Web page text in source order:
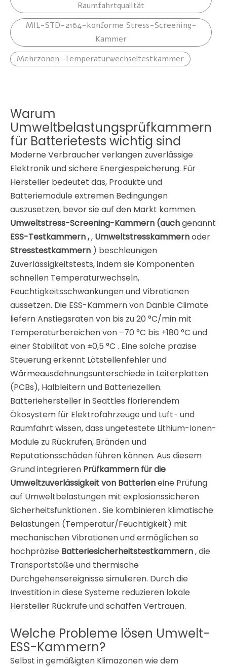
Raumfahrtqualität
MIL-STD-2164-konforme Stress-Screening-
Kammer
Mehrzonen-Temperaturwechseltestkammer
Warum
Umweltbelastungsprüfkammern
für Batterietests wichtig sind
Moderne Verbraucher verlangen zuverlässige
Elektronik und sichere Energiespeicherung. Für
Hersteller bedeutet das, Produkte und
Batteriemodule extremen Bedingungen
auszusetzen, bevor sie auf den Markt kommen.
Umweltstress-Screening-Kammern (auchgenannt
ESS-Testkammern ,, Umweltstresskammernoder
Stresstestkammern ) beschleunigen
Zuverlässigkeitstests, indem sie Komponenten
schnellen Temperaturwechseln,
Feuchtigkeitsschwankungen und Vibrationen
aussetzen. Die ESS-Kammern von Danble Climate
liefern Anstiegsraten von bis zu 20 °C/min mit
Temperaturbereichen von –70 °C bis +180 °C und
einer Stabilität von ±0,5 °C . Eine solche präzise
Steuerung erkennt Lötstellenfehler und
Wärmeausdehnungsunterschiede in Leiterplatten
(PCBs), Halbleitern und Batteriezellen.
Batteriehersteller in Seattles florierendem
Ökosystem für Elektrofahrzeuge und Luft- und
Raumfahrt wissen, dass ungetestete Lithium-Ionen-
Module zu Rückrufen, Bränden und
Reputationsschäden führen können. Aus diesem
Grund integrieren Prüfkammern für die
Umweltzuverlässigkeit von Batterieneine Prüfung
auf Umweltbelastungen mit explosionssicheren
Sicherheitsfunktionen. Sie kombinieren klimatische
Belastungen (Temperatur/Feuchtigkeit) mit
mechanischen Vibrationenund ermöglichen so
hochpräzise Batteriesicherheitstestkammern, die
Transportstöße und thermische
Durchgehensereignisse simulieren. Durch die
Investition in diese Systeme reduzieren lokale
Hersteller Rückrufe und schaffen Vertrauen.
Welche Probleme lösen Umwelt-
ESS-Kammern?
Selbst in gemäßigten Klimazonen wie dem